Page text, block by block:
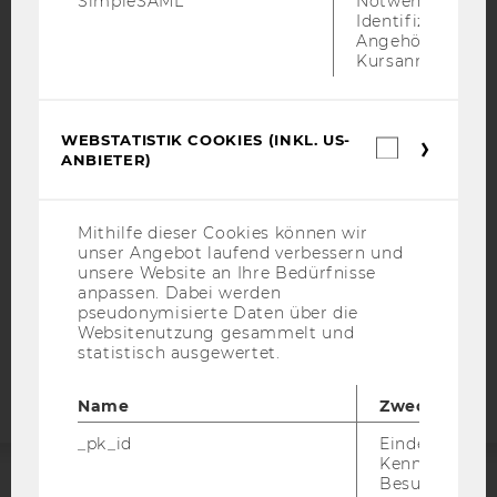
DATENSCHUTZERKLÄRUNG
STUDIENBEWERBER*INNEN UND STUDIERENDE
COOKIE EINSTELLUNGEN
Barrierefreiheitserklärung
Webseite
Identifizierung
Angehörige/r für
Kursanmeldung.
WEBSTATISTIK COOKIES (INKL. US-
ANBIETER)
Mithilfe dieser Cookies können wir
unser Angebot laufend verbessern und
unsere Website an Ihre Bedürfnisse
anpassen. Dabei werden
pseudonymisierte Daten über die
Websitenutzung gesammelt und
statistisch ausgewertet.
Name
Zweck
_pk_id
Eindeutige
Besuchers